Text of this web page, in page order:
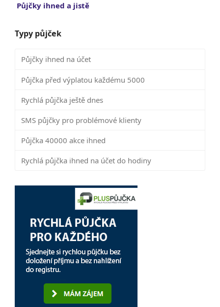
Půjčky ihned a jistě
Typy půjček
Půjčky ihned na účet
Půjčka před výplatou každému 5000
Rychlá půjčka ještě dnes
SMS půjčky pro problémové klienty
Půjčka 40000 akce ihned
Rychlá půjčka ihned na účet do hodiny